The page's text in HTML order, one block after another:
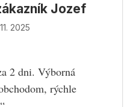
Jozef
2025
2 dni. Výborná
rýchle